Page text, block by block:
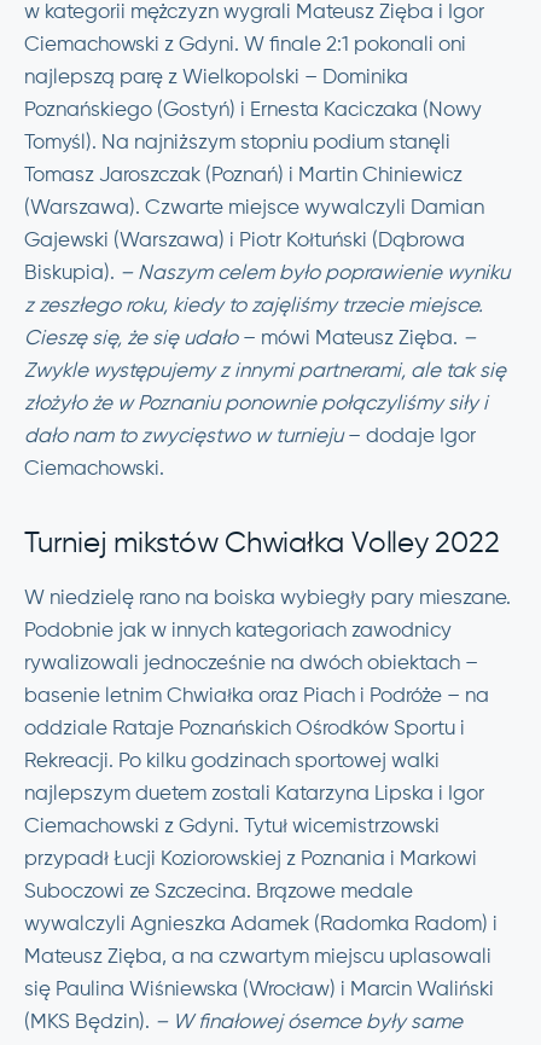
w kategorii mężczyzn wygrali Mateusz Zięba i Igor
Ciemachowski z Gdyni. W finale 2:1 pokonali oni
najlepszą parę z Wielkopolski – Dominika
Poznańskiego (Gostyń) i Ernesta Kaciczaka (Nowy
Tomyśl). Na najniższym stopniu podium stanęli
Tomasz Jaroszczak (Poznań) i Martin Chiniewicz
(Warszawa). Czwarte miejsce wywalczyli Damian
Gajewski (Warszawa) i Piotr Kołtuński (Dąbrowa
Biskupia). – Naszym celem było poprawienie wyniku
z zeszłego roku, kiedy to zajęliśmy trzecie miejsce.
Cieszę się, że się udało– mówi Mateusz Zięba. –
Zwykle występujemy z innymi partnerami, ale tak się
złożyło że w Poznaniu ponownie połączyliśmy siły i
dało nam to zwycięstwo w turnieju– dodaje Igor
Ciemachowski.
Turniej mikstów Chwiałka Volley 2022
W niedzielę rano na boiska wybiegły pary mieszane.
Podobnie jak w innych kategoriach zawodnicy
rywalizowali jednocześnie na dwóch obiektach –
basenie letnim Chwiałka oraz Piach i Podróże – na
oddziale Rataje Poznańskich Ośrodków Sportu i
Rekreacji. Po kilku godzinach sportowej walki
najlepszym duetem zostali Katarzyna Lipska i Igor
Ciemachowski z Gdyni. Tytuł wicemistrzowski
przypadł Łucji Koziorowskiej z Poznania i Markowi
Suboczowi ze Szczecina. Brązowe medale
wywalczyli Agnieszka Adamek (Radomka Radom) i
Mateusz Zięba, a na czwartym miejscu uplasowali
się Paulina Wiśniewska (Wrocław) i Marcin Waliński
(MKS Będzin). – W finałowej ósemce były same